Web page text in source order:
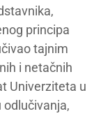
principa
tajnim
i netačnih
Univerziteta u
odlučivanja,